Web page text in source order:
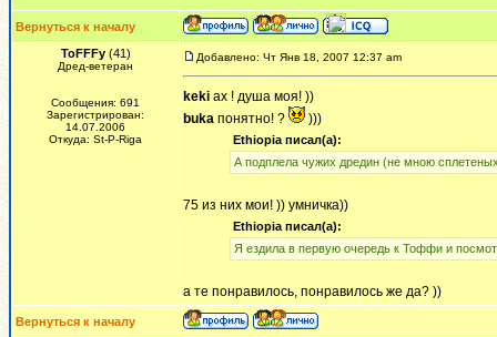
Вернуться к началу
ToFFFy(41)
Дред-ветеран
Сообщения: 691
Зарегистрирован:
14.07.2006
Откуда: St-P-Riga
Добавлено: Чт Янв 18, 2007 12:37 am
keki ах ! душа моя! ))
buka понятно! ? )))
Ethiopia писал(а):
А подплела чужих дредин (не мною
75 из них мои! )) умничка))
Ethiopia писал(а):
Я ездила в первую очередь к Тоффи и
а те понравилось, понравилось же да? ))
Вернуться к началу